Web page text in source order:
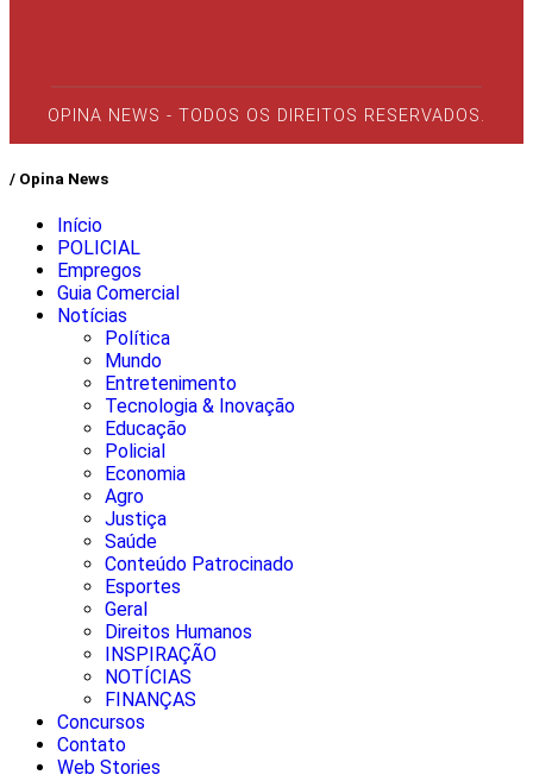
OPINA NEWS - TODOS OS DIREITOS RESERVADOS.
/ Opina News
Início
POLICIAL
Empregos
Guia Comercial
Notícias
Política
Mundo
Entretenimento
Tecnologia & Inovação
Educação
Policial
Economia
Agro
Justiça
Saúde
Conteúdo Patrocinado
Esportes
Geral
Direitos Humanos
INSPIRAÇÃO
NOTÍCIAS
FINANÇAS
Concursos
Contato
Web Stories